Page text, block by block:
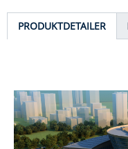
PRODUKTDETAILER